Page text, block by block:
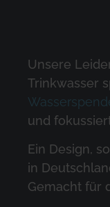
Unsere
Trinkwasser
und
Ein Design,
in
Gemacht für